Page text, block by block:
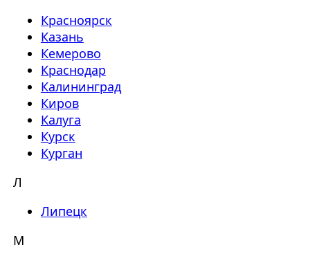
Красноярск
Казань
Кемерово
Краснодар
Калининград
Киров
Калуга
Курск
Курган
Л
Липецк
М